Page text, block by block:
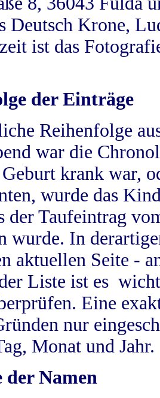
Deutsch Krone,
ist das
der Einträge
Reihenfolge
war die
krank war,
wurde das
der Taufeintrag
wurde. In
aktuellen Seite -
Liste ist es
Eine
nur
Monat und Jahr.
der Namen